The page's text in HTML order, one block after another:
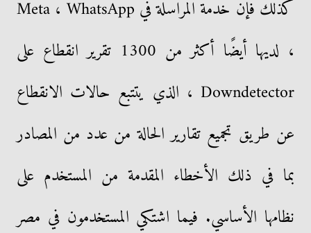
كذلك فإن خدمة المراسلة في Meta ، WhatsApp
، لديها أيضًا أكثر من 1300 تقرير انقطاع على
Downdetector ، الذي يتتبع حالات الانقطاع
عن طريق تجميع تقارير الحالة من عدد من المصادر
بما في ذلك الأخطاء المقدمة من المستخدم على
نظامها الأساسي. فيما اشتكي المستخدمون في مصر